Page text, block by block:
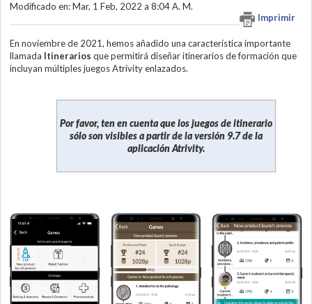
Imprimir
Modificado en: Mar, 1 Feb, 2022 a 8:04 A. M.
En noviembre de 2021, hemos añadido una característica importante
llamada Itinerarios que permitirá diseñar itinerarios de formación que
incluyan múltiples juegos Atrivity enlazados.
Por favor, ten en cuenta que los juegos de itinerario
sólo son visibles a partir de la versión 9.7 de la
aplicación Atrivity.